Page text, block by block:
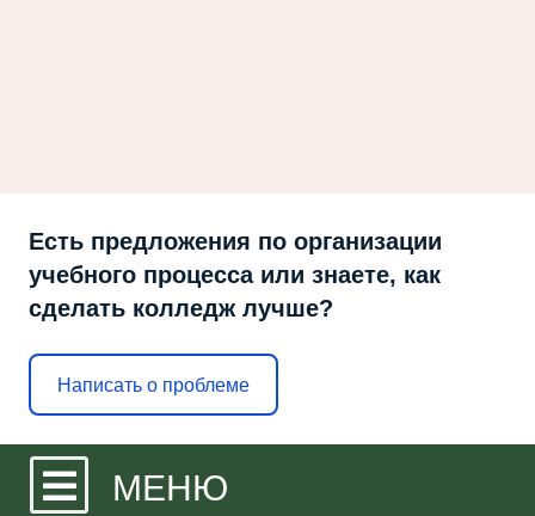
Есть предложения по организации
учебного процесса или знаете, как
сделать колледж лучше?
Написать о проблеме
МЕНЮ